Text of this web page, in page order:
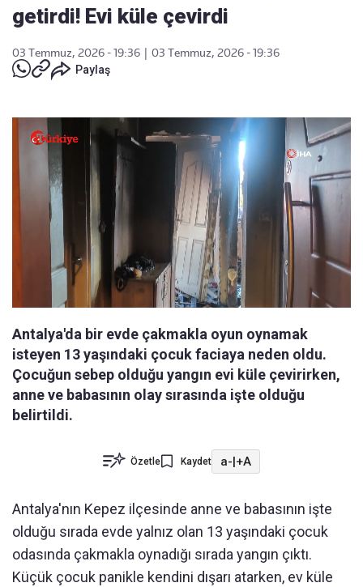
getirdi! Evi küle çevirdi
03 Temmuz, 2026 - 19:36
03 Temmuz, 2026 - 19:36
Paylaş
Antalya'da bir evde çakmakla oyun oynamak
isteyen 13 yaşındaki çocuk faciaya neden oldu.
Çocuğun sebep olduğu yangın evi küle çevirirken,
anne ve babasının olay sırasında işte olduğu
belirtildi.
Özetle Kaydet a-|+A
Antalya'nın Kepez ilçesinde anne ve babasının işte
olduğu sırada evde yalnız olan 13 yaşındaki çocuk
odasında çakmakla oynadığı sırada yangın çıktı.
Küçük çocuk panikle kendini dışarı atarken, ev küle